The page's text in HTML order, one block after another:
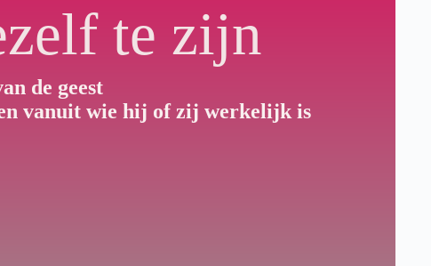
te zijn
de geest
vanuit wie hij of zij werkelijk is